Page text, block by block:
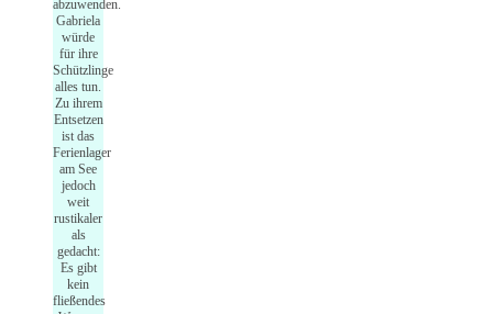
abzuwenden.
Gabriela
würde
für ihre
Schützlinge
alles tun.
Zu ihrem
Entsetzen
ist das
Ferienlager
am See
jedoch
weit
rustikaler
als
gedacht:
Es gibt
kein
fließendes